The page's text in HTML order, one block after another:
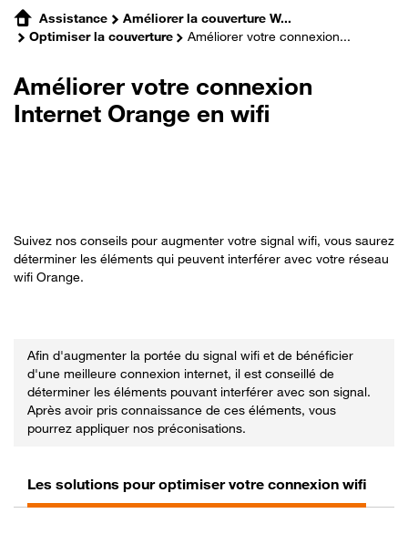
Assistance
Améliorer la couverture W...
Optimiser la couverture
Améliorer votre connexion...
Améliorer votre connexion
Internet Orange en wifi
Suivez nos conseils pour augmenter votre signal wifi, vous saurez
déterminer les éléments qui peuvent interférer avec votre réseau
wifi Orange.
Afin d'augmenter la portée du signal wifi et de bénéficier
d'une meilleure connexion internet, il est conseillé de
déterminer les éléments pouvant interférer avec son signal.
Après avoir pris connaissance de ces éléments, vous
pourrez appliquer nos préconisations.
Les solutions pour optimiser votre connexion wifi